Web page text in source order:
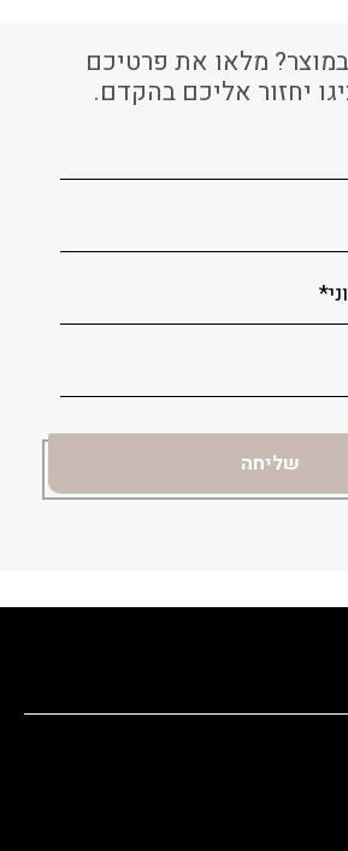
במוצר? מלאו את פרטיכם
יחזור אליכם בהקדם.